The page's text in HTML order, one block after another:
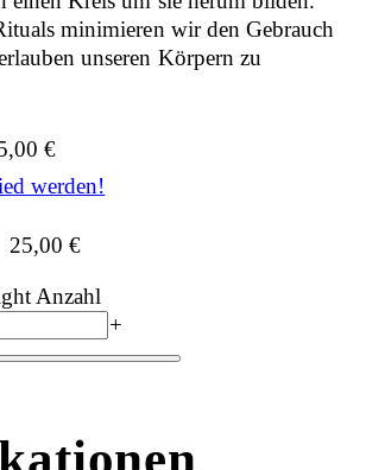
minimieren wir den Gebrauch
unseren Körpern zu
€
werden!
25,00€
Anzahl
+